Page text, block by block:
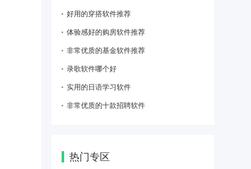
好用的穿搭软件推荐
体验感好的购房软件推荐
非常优质的基金软件推荐
录歌软件哪个好
实用的日语学习软件
非常优质的十款招聘软件
热门专区